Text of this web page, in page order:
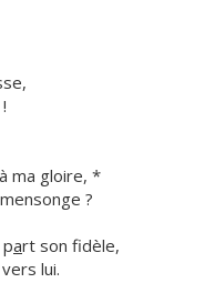
ma gloire, *
?
art son fidèle,
lui.